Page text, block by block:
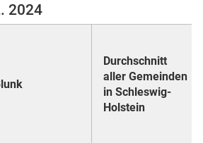
2024
Durchschnitt
aller Gemeinden
in Schleswig-
Holstein